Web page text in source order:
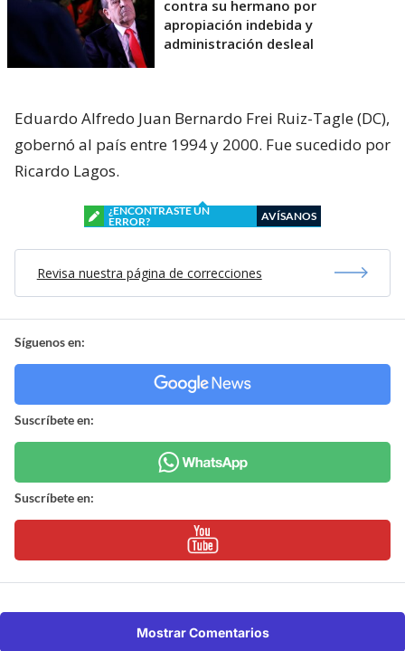
contra su hermano por
apropiación indebida y
administración desleal
Eduardo Alfredo Juan Bernardo Frei Ruiz-Tagle (DC),
gobernó al país entre 1994 y 2000. Fue sucedido por
Ricardo Lagos.
¿ENCONTRASTE UN
ERROR?
AVÍSANOS
Revisa nuestra página de correcciones
Síguenos en:
Suscríbete en:
Suscríbete en:
Mostrar Comentarios